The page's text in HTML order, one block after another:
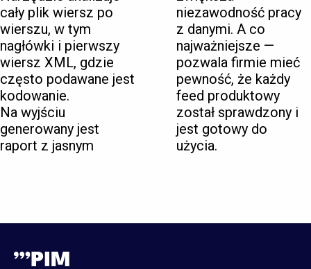
cały plik wiersz po
wierszu, w tym
nagłówki i pierwszy
wiersz XML, gdzie
często podawane jest
kodowanie.
Na wyjściu
generowany jest
raport z jasnym
niezawodność pracy
z danymi. A co
najważniejsze —
pozwala firmie mieć
pewność, że każdy
feed produktowy
został sprawdzony i
jest gotowy do
użycia.